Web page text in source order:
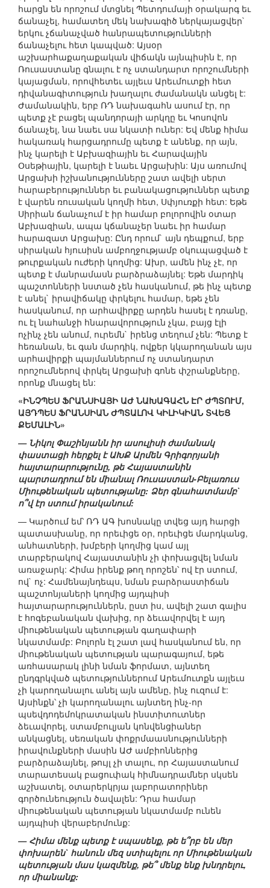
հարցն են որոշում մտցնել Պետդումայի օրակարգ եւ
ճանաչել, համատեղ մեկ նախագիծ ներկայացվեր`
երկու չճանաչված հանրապետությունների
ճանաչելու հետ կապված: Այսօր
աշխարհաքաղաքական վիճակն այնպիսին է, որ
Ռուսաստանը գնալու է ոչ ստանդարտ որոշումների
կայացման, որովհետեւ այլեւս Արեւմուտքի հետ
դիվանագիտություն խաղալու ժամանակն անցել է:
Ժամանակին, երբ ՌԴ նախագահն ասում էր, որ
պետք չէ բացել պանդորայի արկղը եւ Կոսովոն
ճանաչել, նա նաեւ սա նկատի ուներ: Եվ մենք հիմա
հակառակ հարցադրումը պետք է անենք, որ այն,
ինչ կարելի է Աբխազիային եւ Հարավային
Օսեթիային, կարելի է նաեւ Արցախին: Այս առումով
Արցախի իշխանությունները շատ ավելի սերտ
հարաբերություններ եւ բանակացություններ պետք
է վարեն ռուսական կողմի հետ, Սփյուռքի հետ: Եթե
Սիրիան ճանաչում է իր համար բոլորովին օտար
Աբխազիան, ապա կճանաչեր նաեւ իր համար
հարազատ Արցախը: Ընդ որում` այն դեպքում, երբ
սիրական հյուսիսն ամբողջությամբ օկուպացված է
թուրքական ուժերի կողմից: Ախր, ամեն ինչ չէ, որ
պետք է մանրամասն բարձրաձայնել: Եթե մարդիկ
պաշտոնների նստած չեն հասկանում, թե ինչ պետք
է անել` իրավիճակը փրկելու համար, եթե չեն
հասկանում, որ արհավիրքը արդեն հասել է դռանը,
ու էլ նահանջի հնարավորություն չկա, բայց էլի
ոչինչ չեն անում, ուրեմն` իրենց տեղում չեն: Պետք է
հեռանան, եւ գան մարդիկ, ովքեր կկարողանան այս
արհավիրքի պայմաններում ոչ ստանդարտ
որոշումներով փրկել Արցախի գոնե փշրանքները,
որոնք մնացել են:
«ԻՆՉՊԵՍ ՖՐԱՆՍԻԱՅԻ ԱԺ ՆԱԽԱԳԱՀՆ ԷՐ ԺՊՏՈՒՄ,
ԱՅԴՊԵՍ ՖՐԱՆՍԻԱՆ ԺՊՏԱԼՈՎ ԿԻԼԻԿԻԱՆ ՏՎԵՑ
ՔԵՄԱԼԻՆ»
— Նիկոլ Փաշինյանն իր ասուլիսի ժամանակ
փաստացի հերքել է ԱԽՔ Արմեն Գրիգորյանի
հայտարարությունը, թե Հայաստանին
պարտադրում են միանալ Ռուսաստան-Բելառուս
Միութենական պետությանը: Ձեր գնահատմամբ`
ո՞վ էր ստում իրականում:
— Կարծում եմ՝ ՌԴ ԱԳ խոսնակը տվեց այդ հարցի
պատասխանը, որ որեւիցե օր, որեւիցե մարդկանց,
անհատների, խմբերի կողմից կամ այլ
տարբերակով Հայաստանին չի փոխացվել նման
առաջարկ: Հիմա իրենք թող որոշեն՝ ով էր ստում,
ով` ոչ: Համենայնդեպս, նման բարձրաստիճան
պաշտոնյաների կողմից այդպիսի
հայտարարություններն, ըստ իս, ավելի շատ գալիս
է հոգեբանական վախից, որ ձեւավորվել է այդ
միութենական պետության գաղափարի
նկատմամբ: Բոլորն էլ շատ լավ հասկանում են, որ
միութենական պետության պարագայում, եթե
առհասարակ լինի նման ֆորմատ, այնտեղ
ընդգրկված պետություններում Արեւմուտքն այլեւս
չի կարողանալու անել այն ամենը, ինչ ուզում է:
Այսինքն՝ չի կարողանալու այնտեղ ինչ-որ
պսեվդոդեմոկրատական ինստիտուտներ
ձեւավորել, ստամբուլյան կոնվենցիաներ
անկացնել, սեռական փոքրմաասնությունների
իրավունքների մասին ԱԺ ամբիոններից
բարձրաձայնել, թույլ չի տալու, որ Հայաստանում
տարատեսակ բացուփակ հիմնադրամներ սկսեն
աշխատել, օտարերկրյա լաբորատորիներ
գործունեություն ծավալեն: Դրա համար
միութենական պետության նկատմամբ ունեն
այդպիսի վերաբերմունք:
— Հիմա մենք պետք է սպասենք, թե ե՞րբ են մեր
փոխարեն` հանուն մեզ ստիպելու որ Միութենական
պետության մաս կազմենք, թե՞ մենք ենք խնդրելու,
որ միանանք: